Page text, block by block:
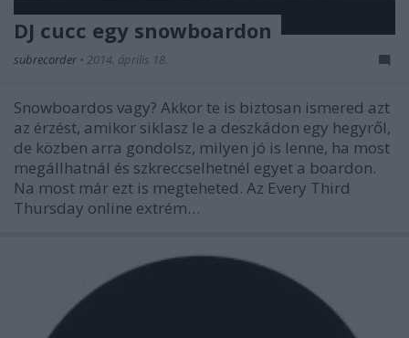
DJ cucc egy snowboardon
subrecorder • 2014. április 18.
Snowboardos vagy? Akkor te is biztosan ismered azt
az érzést, amikor siklasz le a deszkádon egy hegyről,
de közben arra gondolsz, milyen jó is lenne, ha most
megállhatnál és szkreccselhetnél egyet a boardon.
Na most már ezt is megteheted. Az Every Third
Thursday online extrém…